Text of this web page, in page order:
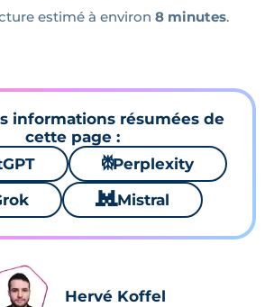
estimé à environ 8 minutes.
informations résumées de
cette page :
⚙Perplexity
🐱 Mistral
Hervé Koffel